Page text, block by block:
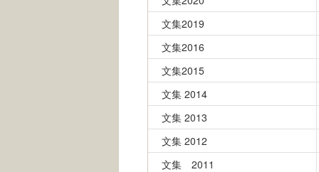
文集2019
文集2016
文集2015
文集 2014
文集 2013
文集 2012
文集 2011